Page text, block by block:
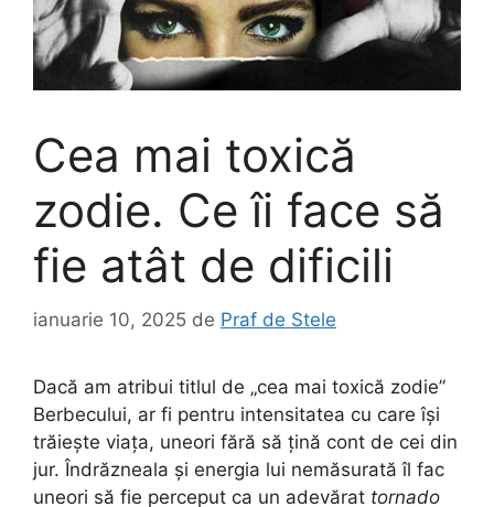
Cea mai toxică
zodie. Ce îi face să
fie atât de dificili
ianuarie 10, 2025 de Praf de Stele
Dacă am atribui titlul de „cea mai toxică zodie”
Berbecului, ar fi pentru intensitatea cu care își
trăiește viața, uneori fără să țină cont de cei din
jur. Îndrăzneala și energia lui nemăsurată îl fac
uneori să fie perceput ca un adevărat tornado